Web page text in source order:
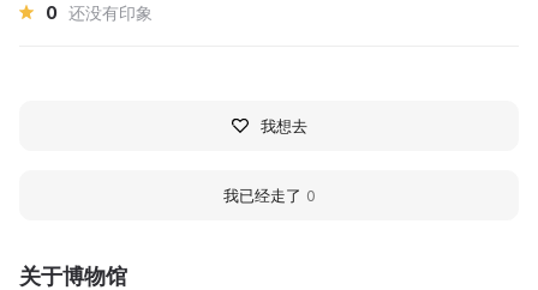
关于博物馆
0 还没有印象
我想去
我已经走了 0